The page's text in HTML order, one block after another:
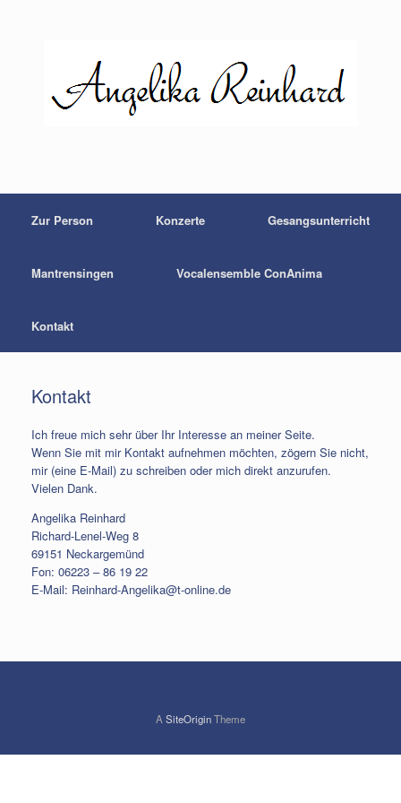
Zur Person Konzerte Gesangsunterricht
Mantrensingen Vocalensemble ConAnima
Kontakt
Kontakt
Ich freue mich sehr über Ihr Interesse an meiner Seite.
Wenn Sie mit mir Kontakt aufnehmen möchten, zögern Sie nicht,
mir (eine E-Mail) zu schreiben oder mich direkt anzurufen.
Vielen Dank.
Angelika Reinhard
Richard-Lenel-Weg 8
69151 Neckargemünd
Fon: 06223 – 86 19 22
E-Mail: Reinhard-Angelika@t-online.de
A SiteOriginTheme